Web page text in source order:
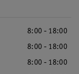
8:00 - 18:00
8:00 - 18:00
8:00 - 18:00